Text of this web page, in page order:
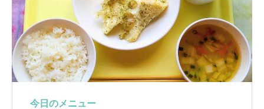
今日のメニュー